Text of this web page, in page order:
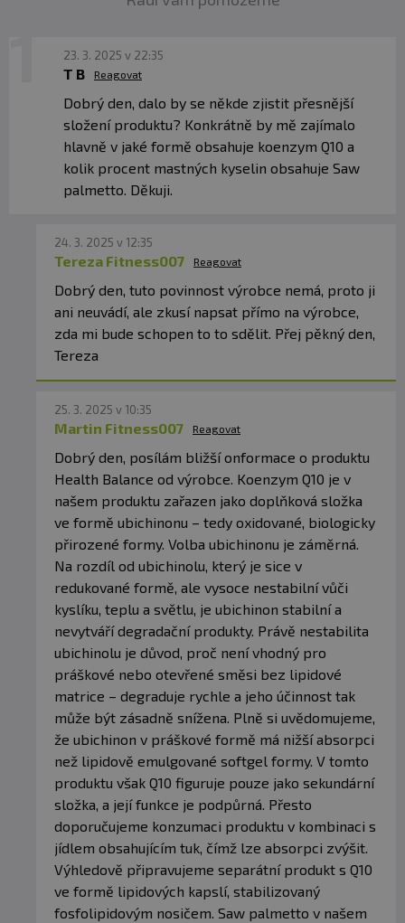
za škody spôsobené nesprávnym používaním alebo
Upozornenie pre alergikov
23. 3. 2025 v 22:35
T B Reagovat
Dobrý den, dalo by se někde zjistit přesnější
složení produktu? Konkrátně by mě zajímalo
hlavně v jaké formě obsahuje koenzym Q10 a
kolik procent mastných kyselin obsahuje Saw
palmetto. Děkuji.
24. 3. 2025 v 12:35
Tereza Fitness007 Reagovat
Dobrý den, tuto povinnost výrobce nemá, proto ji
ani neuvádí, ale zkusí napsat přímo na výrobce,
zda mi bude schopen to to sdělit. Přej pěkný den,
Tereza
25. 3. 2025 v 10:35
Martin Fitness007 Reagovat
Dobrý den, posílám bližší onformace o produktu
Health Balance od výrobce. Koenzym Q10 je v
našem produktu zařazen jako doplňková složka
ve formě ubichinonu – tedy oxidované, biologicky
přirozené formy. Volba ubichinonu je záměrná.
Na rozdíl od ubichinolu, který je sice v
redukované formě, ale vysoce nestabilní vůči
kyslíku, teplu a světlu, je ubichinon stabilní a
nevytváří degradační produkty. Právě nestabilita
ubichinolu je důvod, proč není vhodný pro
práškové nebo otevřené směsi bez lipidové
matrice – degraduje rychle a jeho účinnost tak
může být zásadně snížena. Plně si uvědomujeme,
že ubichinon v práškové formě má nižší absorpci
než lipidově emulgované softgel formy. V tomto
produktu však Q10 figuruje pouze jako sekundární
složka, a její funkce je podpůrná. Přesto
doporučujeme konzumaci produktu v kombinaci s
jídlem obsahujícím tuk, čímž lze absorpci zvýšit.
Výhledově připravujeme separátní produkt s Q10
ve formě lipidových kapslí, stabilizovaný
fosfolipidovým nosičem. Saw palmetto v našem